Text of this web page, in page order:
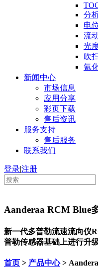
分
电
流
光
吹
氰
新闻中心
市场信息
应用分享
彩页下载
售后资讯
服务支持
售后服务
联系我们
登录|注册
Aanderaa RCM Blue
新一代多普勒流速流向仪
普勒传感器基础上进行升
首页 > 产品中心>